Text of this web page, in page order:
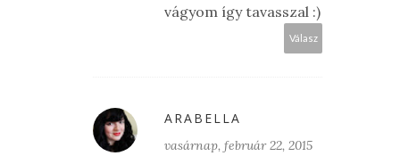
vágyom így tavasszal :)
Válasz
ARABELLA
vasárnap, február 22, 2015